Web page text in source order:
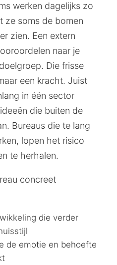
werken dagelijks zo
ze soms de bomen
zien. Een extern
naar je
Die frisse
een kracht. Juist
in één sector
die buiten de
Bureaus die te lang
lopen het risico
te herhalen.
concreet
die verder
de emotie en behoefte